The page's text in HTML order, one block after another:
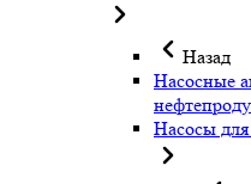
Назад
Насосные
Насосы для